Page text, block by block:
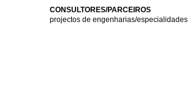
CONSULTORES/PARCEIROS
projectos de engenharias/especialidades